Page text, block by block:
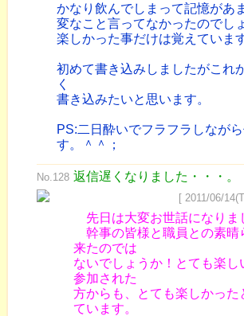
かなり飲んでしまって記憶があ
変なこと言ってなかったのでし
楽しかった事だけは覚えています
初めて書き込みしましたがこれ
く
書き込みたいと思います。
PS:二日酔いでフラフラしなが
す。＾＾；
No.128 返信遅くなりました・・・。
[ 2011/06/
先日は大変お世話になりま
幹事の皆様と職員との素晴
来たのでは
ないでしょうか！とても楽し
参加された
方からも、とても楽しかった
ています。